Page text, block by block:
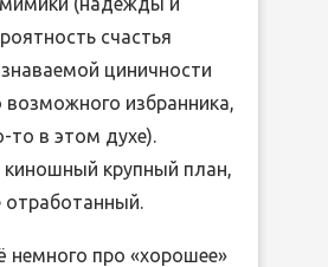
счастья
циничности
возможного избранника,
то в этом духе).
киношный крупный план,
про «хорошее»